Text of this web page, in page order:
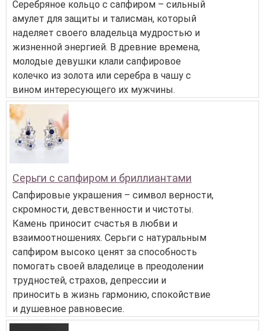
Серебряное кольцо с сапфиром – сильный
амулет для защиты и талисман, который
наделяет своего владельца мудростью и
жизненной энергией. В древние времена,
молодые девушки клали сапфировое
колечко из золота или серебра в чашу с
вином интересующего их мужчины.
Серьги с сапфиром и бриллиантами
Сапфировые украшения – символ верности,
скромности, девственности и чистоты.
Камень приносит счастья в любви и
взаимоотношениях. Серьги с натуральным
сапфиром высоко ценят за способность
помогать своей владелице в преодолении
трудностей, страхов, депрессии и
приносить в жизнь гармонию, спокойствие
и душевное равновесие.